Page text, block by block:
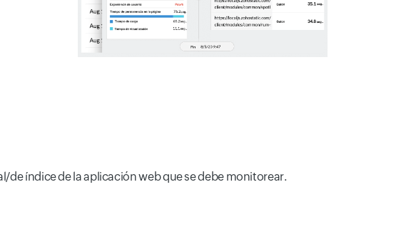
de índice de la aplicación web que se debe monitorear.